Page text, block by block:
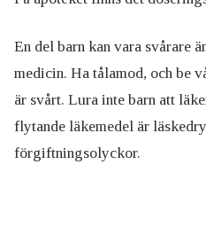
En del barn kan vara svårare
medicin. Ha tålamod, och be
är svårt. Lura inte barn att
flytande läkemedel är
förgiftningsolyckor.